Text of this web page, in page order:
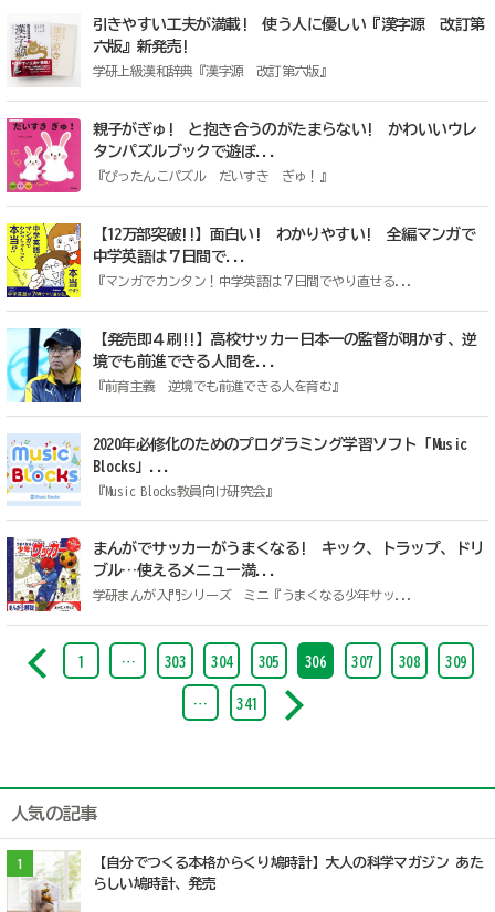
引きやすい工夫が満載! 使う人に優しい『漢字源 改訂第
六版』新発売!
学研上級漢和辞典『漢字源 改訂第六版』
親子がぎゅ! と抱き合うのがたまらない! かわいいウレ
タンパズルブックで遊ぼ...
『ぴったんこパズル だいすき ぎゅ！』
【12万部突破!!】面白い! わかりやすい! 全編マンガで
中学英語は７日間で...
『マンガでカンタン！中学英語は７日間でやり直せる...
【発売即４刷!!】高校サッカー日本一の監督が明かす、逆
境でも前進できる人間を...
『前育主義 逆境でも前進できる人を育む』
2020年必修化のためのプログラミング学習ソフト「Music
Blocks」...
『Music Blocks教員向け研究会』
まんがでサッカーがうまくなる! キック、トラップ、ドリ
ブル…使えるメニュー満...
学研まんが入門シリーズ ミニ『うまくなる少年サッ...
1 … 303 304 305 306 307 308 309
… 341
人気の記事
1
【自分でつくる本格からくり鳩時計】大人の科学マガジン あた
らしい鳩時計、発売